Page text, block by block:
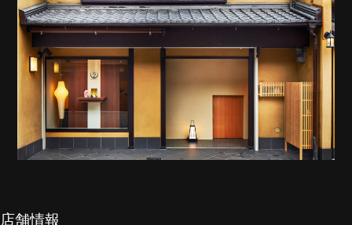
店舗情報